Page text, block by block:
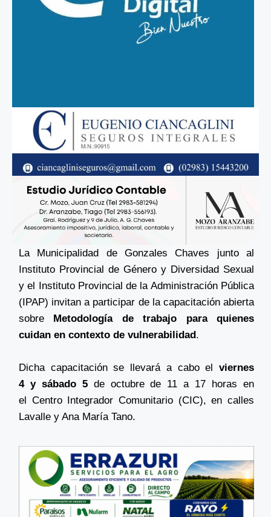
La Municipalidad de Gonzales Chaves junto al
Instituto Provincial de Género y Diversidad Sexual
y el Instituto Provincial de la Administración Pública
(IPAP) invitan a participar de la capacitación abierta
sobre Metodología de trabajo para quienes
cuidan en contexto de vulnerabilidad.
Dicha capacitación se llevará a cabo el viernes
4 y sábado 5 de octubre de 11 a 17 horas en
el Centro Integrador Comunitario (CIC), en calles
Lavalle y Ana María Tano.